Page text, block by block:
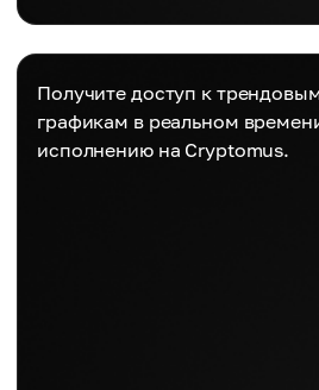
Получите доступ к
графикам в реальном
исполнению на Cryptomus.